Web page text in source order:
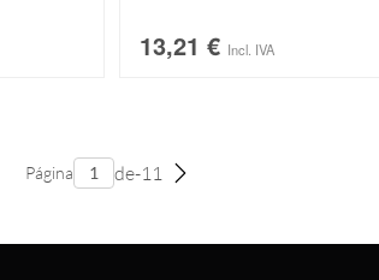
13,21 € Incl. IVA
Página de-11